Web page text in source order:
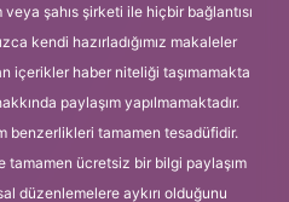
şahıs şirketi ile hiçbir bağlantısı
kendi hazırladığımız makaleler
içerikler haber niteliği taşımamakta
paylaşım yapılmamaktadır.
benzerlikleri tamamen tesadüfidir.
tamamen ücretsiz bir bilgi paylaşım
düzenlemelere aykırı olduğunu